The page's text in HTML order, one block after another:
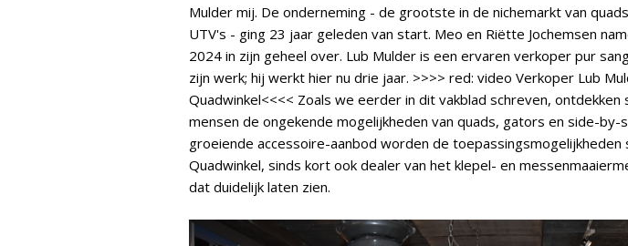
Mulder mij. De onderneming - de grootste in de nichemarkt van
UTV's - ging 23 jaar geleden van start. Meo en Riëtte Jochemsen
2024 in zijn geheel over. Lub Mulder is een ervaren verkoper pur
zijn werk; hij werkt hier nu drie jaar. >>>> red: video Verkoper Lub
Quadwinkel<<<< Zoals we eerder in dit vakblad schreven,
mensen de ongekende mogelijkheden van quads, gators en side-by-
groeiende accessoire-aanbod worden de
Quadwinkel, sinds kort ook dealer van het klepel- en
dat duidelijk laten zien.